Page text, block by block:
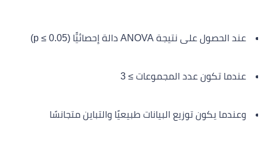
عند الحصول على نتيجة ANOVA دالة إحصائيًّا (p ≤ 0.05)
عندما تكون عدد المجموعات ≥ 3
وعندما يكون توزيع البيانات طبيعيًا والتباين متجانسًا